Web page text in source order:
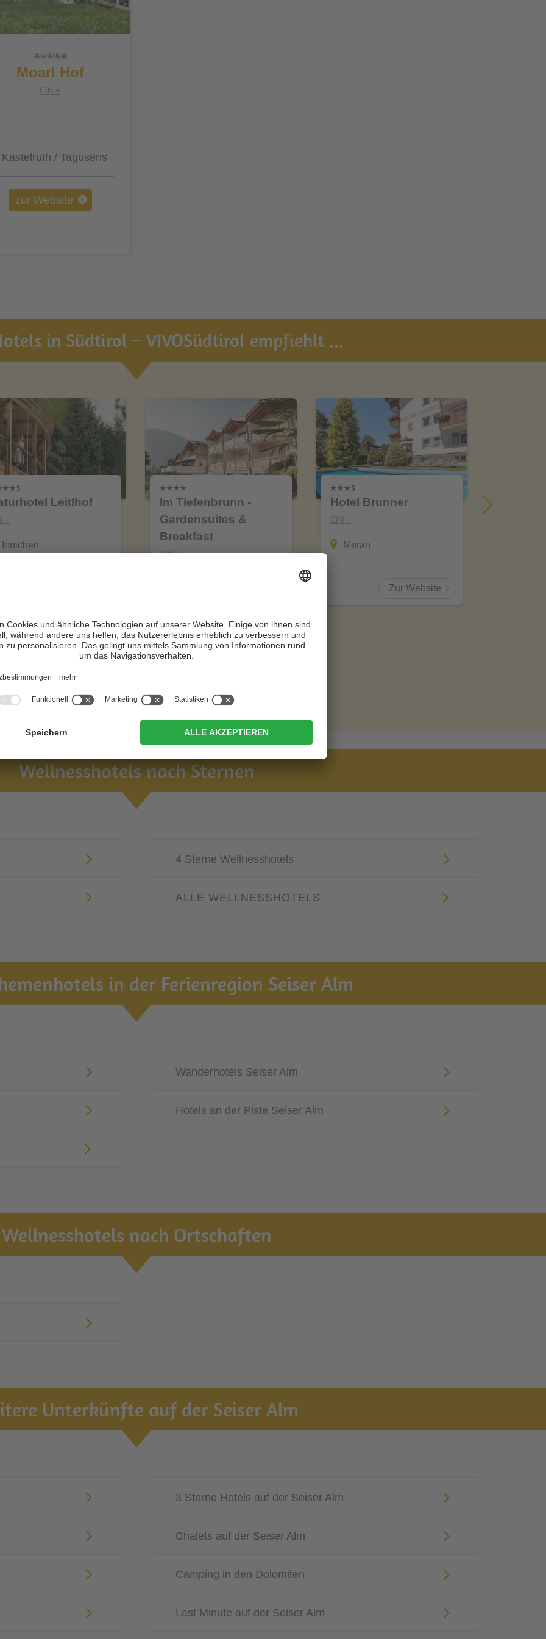
Moarl Hof
CIN +
Kastelruth / Tagusens
zur Website
in Südtirol – VIVOSüdtirol empfiehlt ...
Leitlhof
+
Innichen
Im Tiefenbrunn -
Gardensuites &
Breakfast
CIN +
Hotel Brunner
CIN +
Meran
Zur Website
Wellnesshotels nach Sternen
4 Sterne Wellnesshotels
ALLE WELLNESSHOTELS
in der Ferienregion Seiser Alm
Wanderhotels Seiser Alm
Hotels an der Piste Seiser Alm
Wellnesshotels nach Ortschaften
Unterkünfte auf der Seiser Alm
3 Sterne Hotels auf der Seiser Alm
Chalets auf der Seiser Alm
Camping in den Dolomiten
Last Minute auf der Seiser Alm